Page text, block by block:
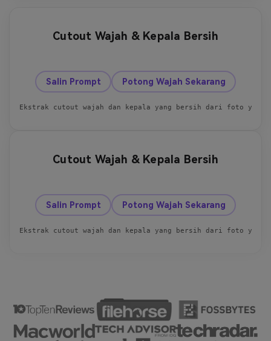
Cutout Wajah & Kepala Bersih
Sebelum Sesudah
Salin Prompt Potong Wajah Sekarang
Cutout Wajah & Kepala Bersih
Sebelum Sesudah
Salin Prompt Potong Wajah Sekarang
Ekstrak cutout wajah dan kepala yang bersih dari foto